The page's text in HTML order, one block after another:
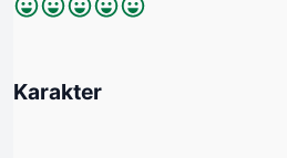
Karakter